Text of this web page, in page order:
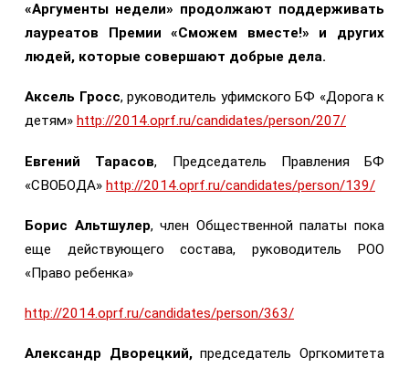
«Аргументы недели» продолжают поддерживать
лауреатов Премии «Сможем вместе!» и других
людей, которые совершают добрые дела.
Аксель Гросс, руководитель уфимского БФ «Дорога к
детям» http://2014.oprf.ru/candidates/person/207/
Евгений Тарасов, Председатель Правления БФ
«СВОБОДА» http://2014.oprf.ru/candidates/person/139/
Борис Альтшулер, член Общественной палаты пока
еще действующего состава, руководитель РОО
«Право ребенка»
http://2014.oprf.ru/candidates/person/363/
Александр Дворецкий,председатель Оргкомитета